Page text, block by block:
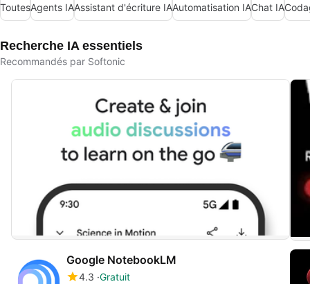
ToutesAgents IAAssistant d'écriture IAAutomatisation IAChat IA
Recherche IA essentiels
Recommandés par Softonic
Google NotebookLM
4.3 Gratuit